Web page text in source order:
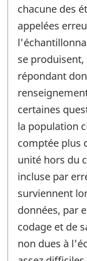
chacune des
appelées
se
répondant
certaines
la population
comptée plus
unité hors du
incluse par
surviennent
données, par
codage et de
non dues à